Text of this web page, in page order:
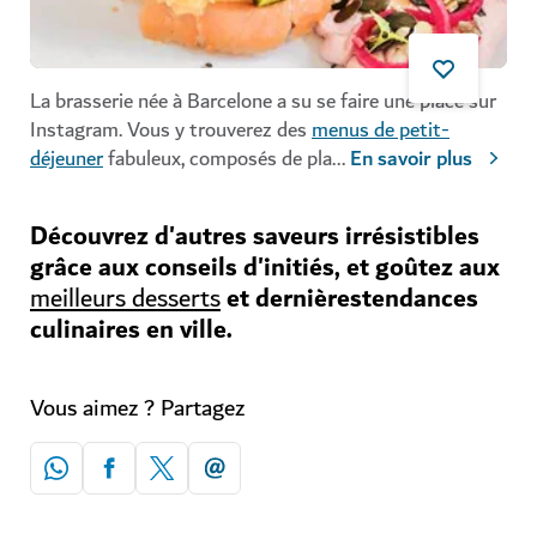
La brasserie née à Barcelone a su se faire une place sur
Instagram. Vous y trouverez desmenus de petit-
déjeunerfabuleux, composés de pla...En savoir plus
Découvrez d'autres saveurs irrésistibles
grâce aux conseils d'initiés, et goûtez aux
meilleurs dessertset dernièrestendances
culinaires en ville.
Vous aimez ? Partagez